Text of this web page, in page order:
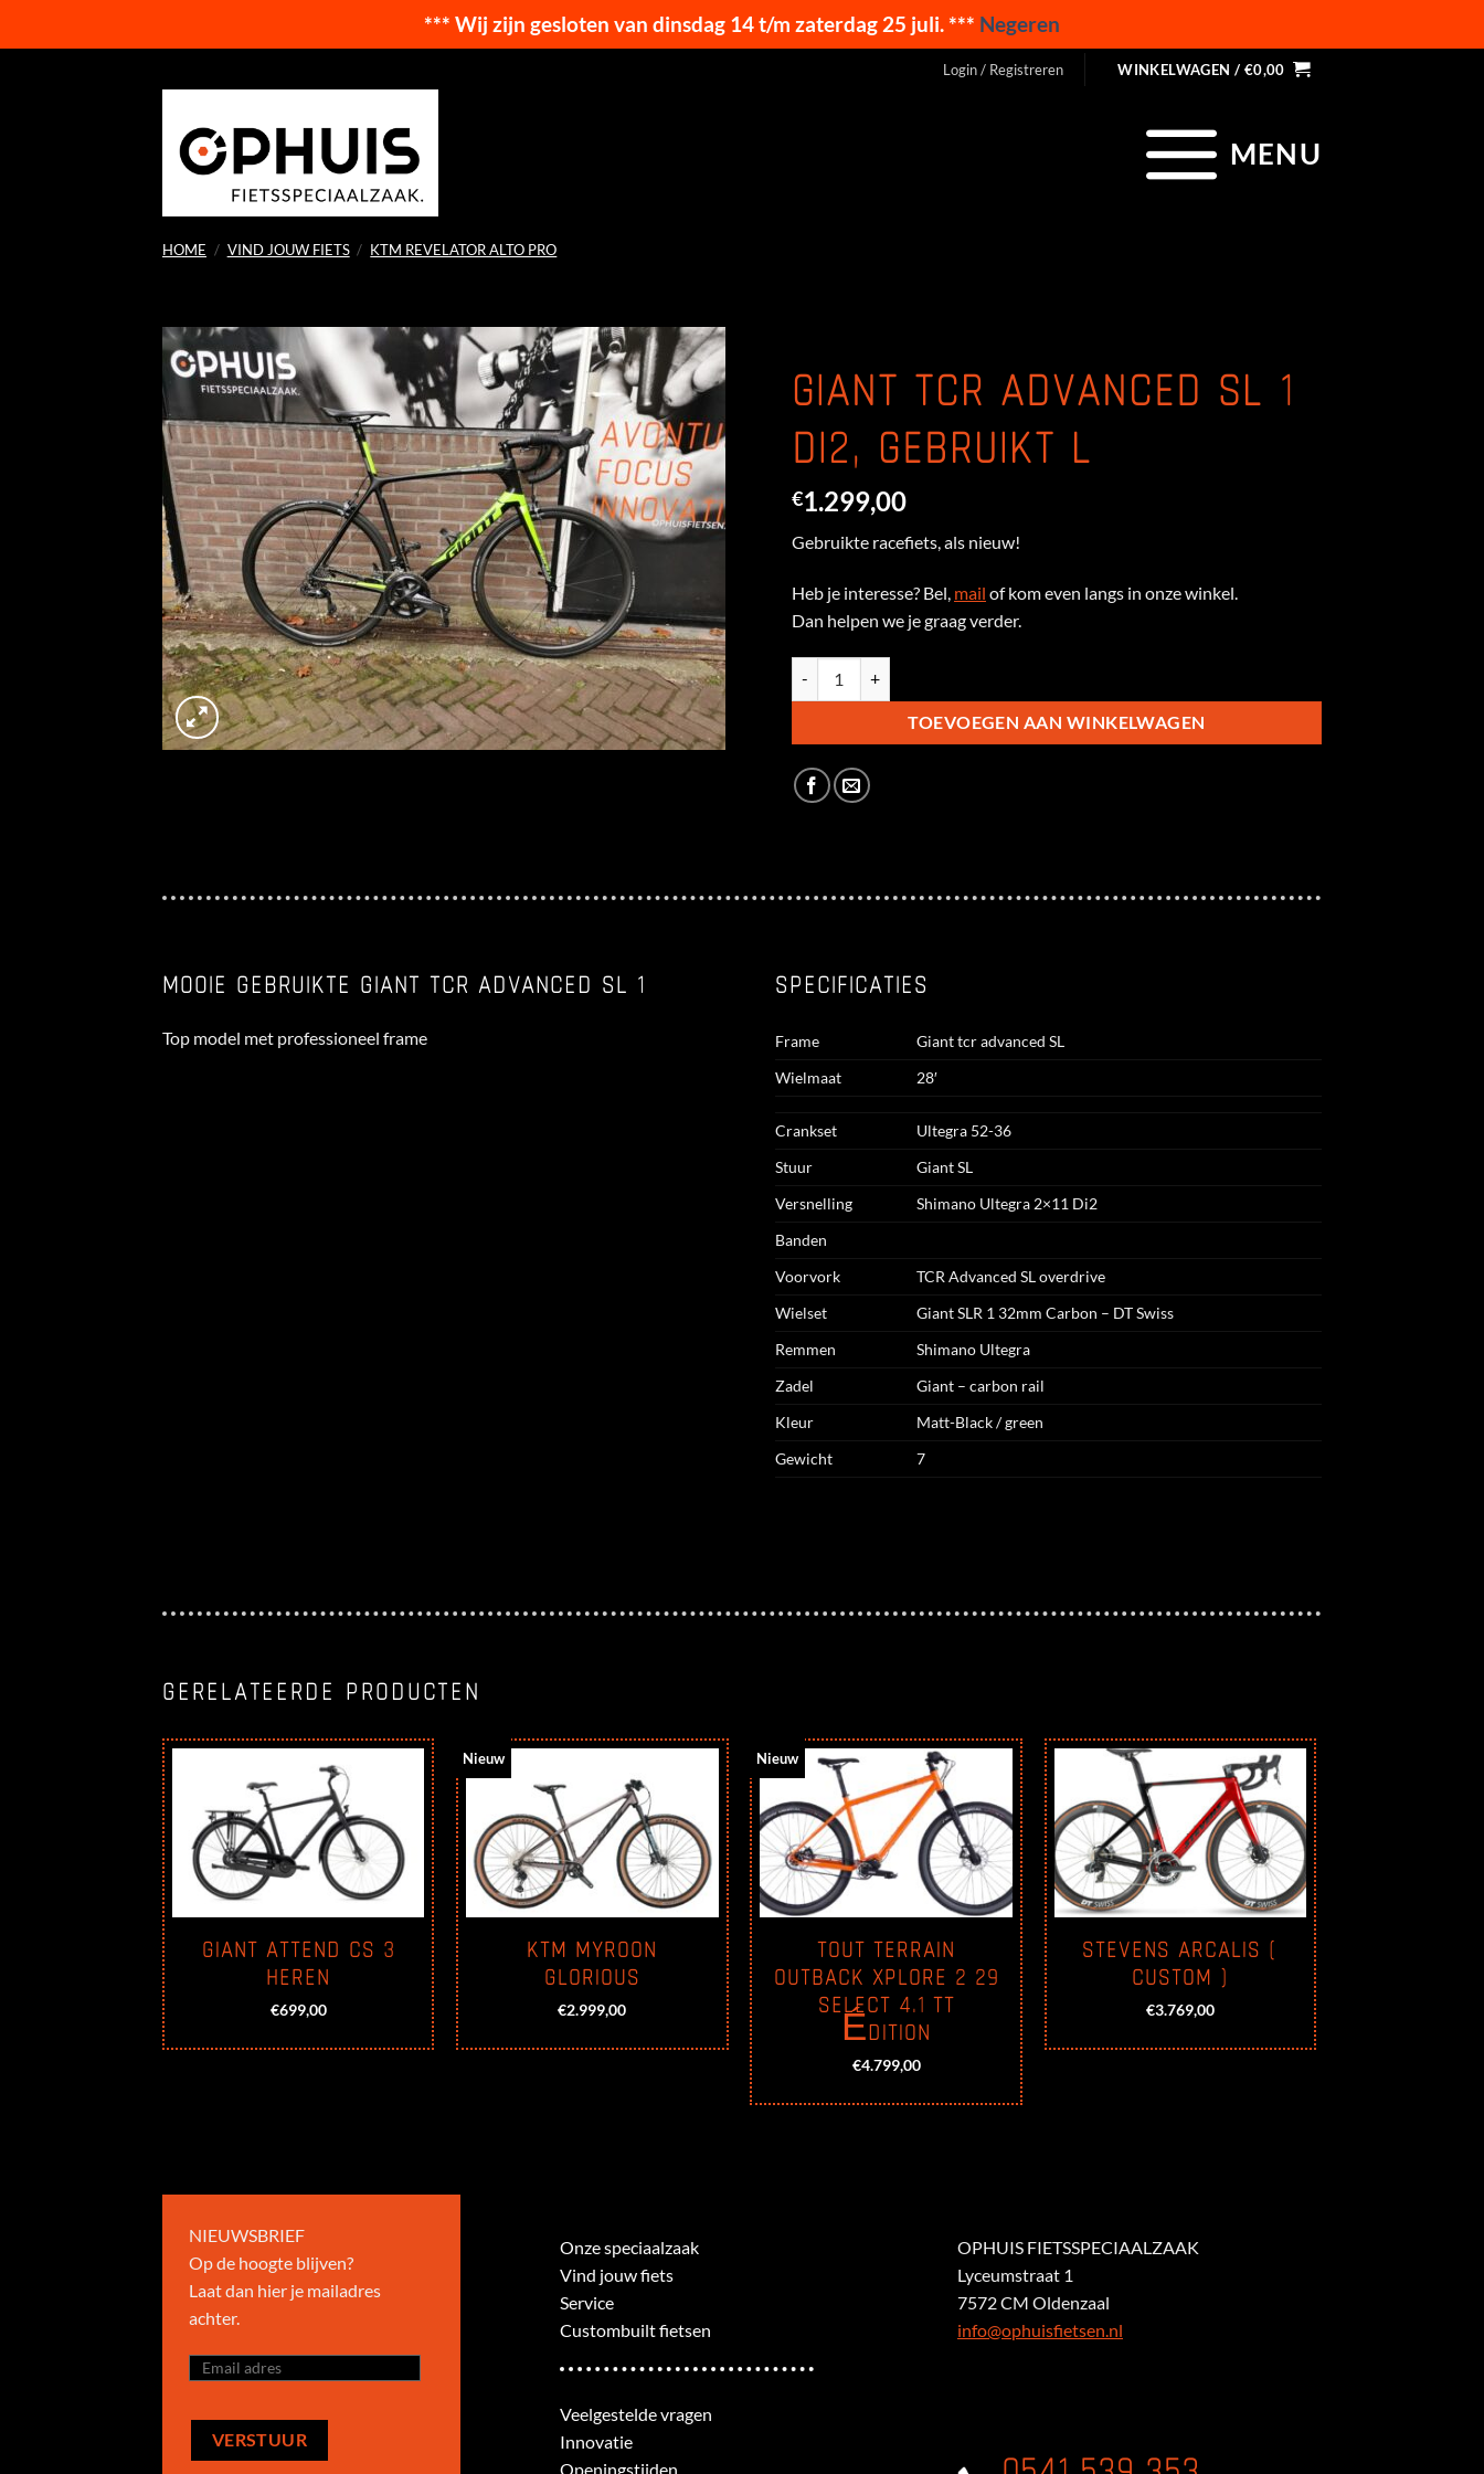
*** Wij zijn gesloten van dinsdag 14 t/m zaterdag 25 juli. *** Negeren
Login / Registreren WINKELWAGEN / €0,00
MENU
HOME / VIND JOUW FIETS / KTM REVELATOR ALTO PRO
GIANT TCR ADVANCED SL 1
DI2, GEBRUIKT L
€1.299,00
Gebruikte racefiets, als nieuw!
Heb je interesse? Bel, mail of kom even langs in onze winkel.
Dan helpen we je graag verder.
TOEVOEGEN AAN WINKELWAGEN
MOOIE GEBRUIKTE GIANT TCR ADVANCED SL 1
Top model met professioneel frame
SPECIFICATIES
Frame
Giant tcr advanced SL
Wielmaat
28′
Crankset
Ultegra 52-36
Stuur
Giant SL
Versnelling
Shimano Ultegra 2×11 Di2
Banden
Voorvork
TCR Advanced SL overdrive
Wielset
Giant SLR 1 32mm Carbon – DT Swiss
Remmen
Shimano Ultegra
Zadel
Giant – carbon rail
Kleur
Matt-Black / green
Gewicht
7
GERELATEERDE PRODUCTEN
GIANT ATTEND CS 3
HEREN
€699,00
Nieuw
KTM MYROON
GLORIOUS
€2.999,00
Nieuw
TOUT TERRAIN
OUTBACK XPLORE 2 29
SELECT 4.1 TT
ÉDITION
€4.799,00
STEVENS ARCALIS (
CUSTOM )
€3.769,00
NIEUWSBRIEF
Op de hoogte blijven?
Laat dan hier je mailadres
achter.
Onze speciaalzaak
Vind jouw fiets
Service
Custombuilt fietsen
Veelgestelde vragen
Innovatie
Openingstijden
OPHUIS FIETSSPECIAALZAAK
Lyceumstraat 1
7572 CM Oldenzaal
info@ophuisfietsen.nl